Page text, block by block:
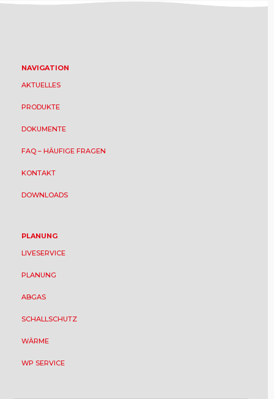
NAVIGATION
AKTUELLES
PRODUKTE
DOKUMENTE
FAQ – HÄUFIGE FRAGEN
KONTAKT
DOWNLOADS
PLANUNG
LIVESERVICE
PLANUNG
ABGAS
SCHALLSCHUTZ
WÄRME
WP SERVICE